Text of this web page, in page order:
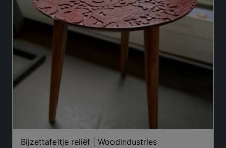
Bijzettafeltje reliëf | Woodindustries